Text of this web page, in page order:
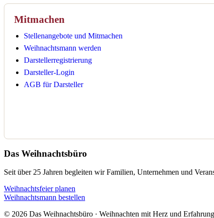
Mitmachen
Stellenangebote und Mitmachen
Weihnachtsmann werden
Darstellerregistrierung
Darsteller-Login
AGB für Darsteller
Das Weihnachtsbüro
Seit über 25 Jahren begleiten wir Familien, Unternehmen und
Weihnachtsfeier planen
Weihnachtsmann bestellen
© 2026 Das Weihnachtsbüro · Weihnachten mit Herz und